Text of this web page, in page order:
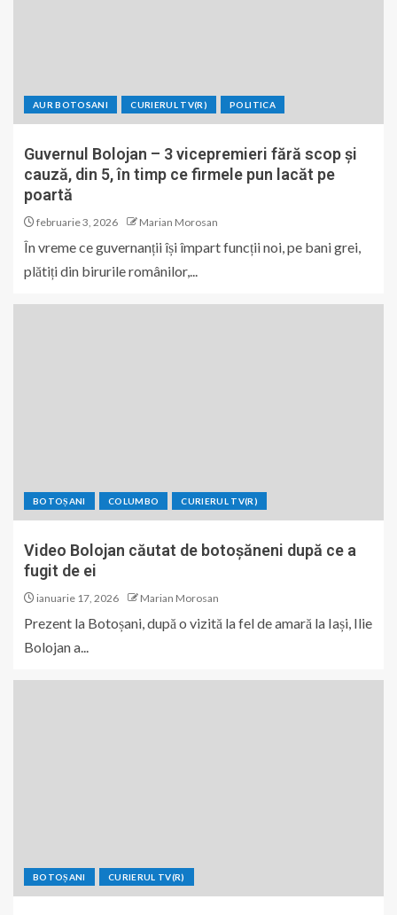
AUR BOTOSANI CURIERUL TV(R) POLITICA
Guvernul Bolojan – 3 vicepremieri fără scop și
cauză, din 5, în timp ce firmele pun lacăt pe
poartă
februarie 3, 2026 Marian Morosan
În vreme ce guvernanții își împart funcții noi, pe bani grei,
plătiți din birurile românilor,...
BOTOȘANI COLUMBO CURIERUL TV(R)
Video Bolojan căutat de botoșăneni după ce a
fugit de ei
ianuarie 17, 2026 Marian Morosan
Prezent la Botoșani, după o vizită la fel de amară la Iași, Ilie
Bolojan a...
BOTOȘANI CURIERUL TV(R)